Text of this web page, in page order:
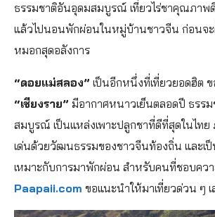
ธรรมชาติอันอุดมสมบูรณ์ เที่ยวไร่ชาคุณภาพ
แล้วไปนอนพักผ่อนในหมู่บ้านชาวจีน ก่อนจะ
หมอกสุดอลังการ
“ดอยแม่สลอง” เป็นอีกหนึ่งที่เที่ยวยอดฮิต
“เชียงราย” มีอากาศหนาวเย็นตลอดปี ธรร
สมบูรณ์ เป็นแหล่งเพาะปลูกชาที่ดีที่สุดในไทย
เด่นด้วยวัฒนธรรมของชาวจีนท้องถิ่น และเ
เหมาะกับการมาพักผ่อน สำหรับคนที่ชอบคว
Paapaii.com ขอแนะนำให้มาเที่ยวด่วน ๆ เ